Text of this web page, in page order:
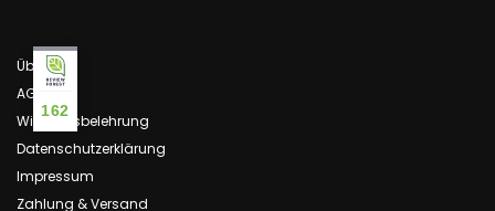
Über uns
AGB
Widerrufsbelehrung
Datenschutzerklärung
Impressum
Zahlung & Versand
162